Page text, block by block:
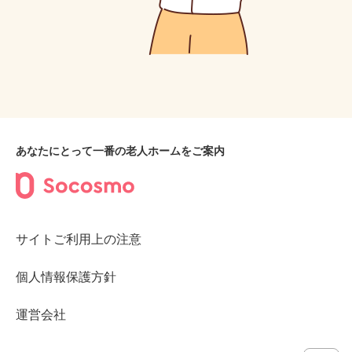
あなたにとって一番の老人ホームをご案内
サイトご利用上の注意
個人情報保護方針
運営会社